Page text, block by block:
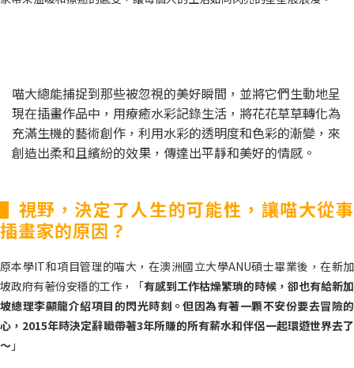
喵大總能捕捉到那些被忽視的美好瞬間，並將它們生動地呈
現在插畫作品中，用療癒水彩記錄生活，將花花草草轉化為
充滿生機的藝術創作，利用水彩的透明度和色彩的漸變，來
創造出柔和且繽紛的效果，傳達出平靜和美好的情感。
▌視野，決定了人生的可能性，讓喵大從事
插畫家的原因？
原本學IT和項目管理的喵大，在澳洲國立大學ANU碩士畢業後，在新加
坡政府有著份安穩的工作，「有感到工作枯燥繁瑣的時候，卻也有給新加
坡總理李顯龍介紹項目的閃光時刻。但因為有著一顆不安份要去冒險的
心，2015年時決定辭職帶著3年所賺的所有薪水和伴侶一起環遊世界去了
～ 」